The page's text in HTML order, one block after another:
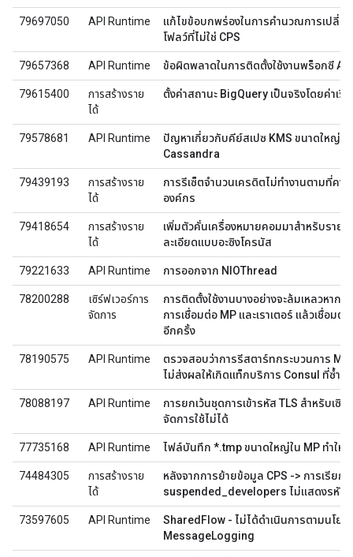
79697050 API Runtime
แก้ไขข้อบกพร่องในการคำนวณการเปลี่ย
โฟลว์ที่ไม่ใช่ CPS
79657368 API Runtime ข้อผิดพลาดในการติดตั้งใช้งานพร็อกซี API
79615400
การสร้างราย
ได้
ตั้งค่าสถานะ BigQuery เป็นจริงโดยค่าเริ่
79578681 API Runtime
ปัญหาเกี่ยวกับคีย์สเปซ KMS ขนาดใหญ่ข
Cassandra
79439193
การสร้างราย
ได้
การรีเซ็ตจำนวนเครดิตไม่ทำงานตามที่คา
องค์กร
79418654
การสร้างราย
ได้
เพิ่มตัวคั่นเครื่องหมายคอมมาสำหรับรายง
ละเอียดแบบอะซิงโครนัส
79221633 API Runtime การออกจาก NIOThread
78200288
เซิร์ฟเวอร์การ
จัดการ
การติดตั้งใช้งานบางอย่างจะล้มเหลวหาก
การเชื่อมต่อ MP และเราเตอร์ แล้วเชื่อมต่อ
อีกครั้ง
78190575 API Runtime
ตรวจสอบว่าการรีสตาร์ทกระบวนการ
ไม่ส่งผลให้เกิดแท็กบริการ Consul ที่ซ้ำกั
78088197 API Runtime
การยกเว้นชุดการเข้ารหัส TLS สำหรับเซิร์
จัดการใช้ไม่ได้
77735168 API Runtime ไฟล์บันทึก *.tmp ขนาดใหญ่ใน MP ทำให้
74484305
การสร้างราย
ได้
หลังจากการย้ายข้อมูล CPS -> การเรียก
suspended_developers ไม่แสดงรหัส
73597605 API Runtime
SharedFlow - ไม่ได้ดำเนินการตามนโยบ
MessageLogging